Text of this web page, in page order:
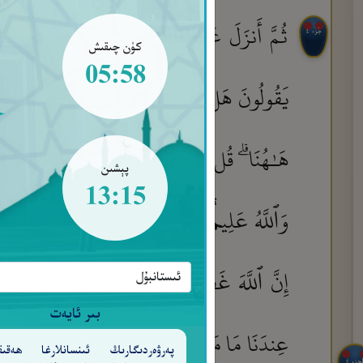
كۈن چىقىش
05:58
پېشىن
13:15
بىر ئايەت
پەرۋەردىگارىڭ ئىنسانلارغا
٤
جُزْء ٤
ثُمَّ أَنزَلَ عَلَيْكُم مِّنۢ بَعْدِ ٱلْغَمِّ أَمَنَةً
يَقُولُونَ هَل لَّنَا مِنَ ٱلْأَمْرِ مِن شَىْءٍ ۗ قُلْ
هَـٰهُنَا ۗ قُل لَّوْ كُنتُمْ فِى بُيُوتِكُمْ لَبَرَزَ
وَٱللَّهُ عَلِيمٌۢ بِذَاتِ ٱلصُّدُورِ
إِنَّ
إِنَّ ٱللَّهَ غَفُورٌ حَلِيمٌ
يَـٰٓأَيُّهَا
عِندَنَا مَا مَاتُوا۟ وَمَا قُتِلُوا۟ لِيَجْعَلَ